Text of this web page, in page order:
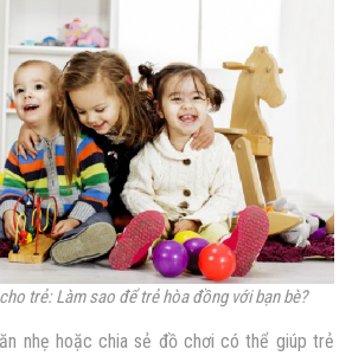
trẻ: Làm sao để trẻ hòa đồng với bạn bè?
nhẹ hoặc chia sẻ đồ chơi có thể giúp trẻ